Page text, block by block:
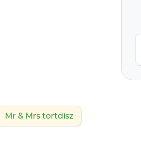
Mr & Mrs tortdísz